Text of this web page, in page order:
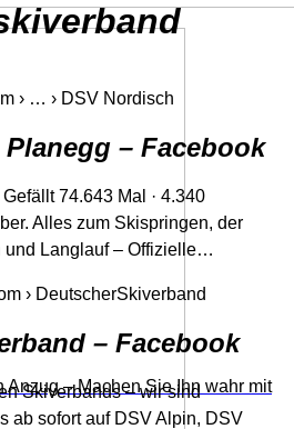
Anzug – Machen Sie Ihn wahr mit
› … › DSV Nordisch
– Facebook
74.643 Mal · 4.340
Alles zum Skispringen, der
und Langlauf – Offizielle…
› DeutscherSkiverband
– Facebook
Skiverbands – wir sind
ab sofort auf DSV Alpin, DSV